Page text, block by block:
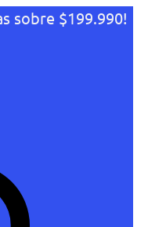
sobre $199.990!